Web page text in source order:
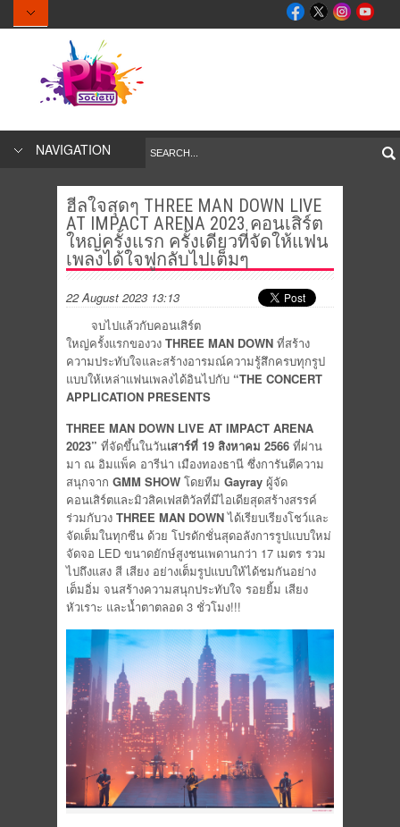
NAVIGATION
ฮีลใจสุดๆ THREE MAN DOWN LIVE
AT IMPACT ARENA 2023 คอนเสิร์ต
ใหญ่ครั้งแรก ครั้งเดียวที่จัดให้แฟน
เพลงได้ใจฟูกลับไปเต็มๆ
22 August 2023 13:13
จบไปแล้วกับคอนเสิร์ต
ใหญ่ครั้งแรกของวง THREE MAN DOWN ที่สร้าง
ความประทับใจและสร้างอารมณ์ความรู้สึกครบทุกรูป
แบบให้เหล่าแฟนเพลงได้อินไปกับ “THE CONCERT
APPLICATION PRESENTS
THREE MAN DOWN LIVE AT IMPACT ARENA
2023” ที่จัดขึ้นในวันเสาร์ที่ 19 สิงหาคม 2566 ที่ผ่าน
มา ณ อิมแพ็ค อารีน่า เมืองทองธานี ซึ่งการันตีความ
สนุกจาก GMM SHOW โดยทีม Gayray ผู้จัด
คอนเสิร์ตและมิวสิคเฟสติวัลที่มีไอเดียสุดสร้างสรรค์
ร่วมกับวง THREE MAN DOWNได้เรียบเรียงโชว์และ
จัดเต็มในทุกซีน ด้วย โปรดักชั่นสุดอลังการรูปแบบใหม่
จัดจอ LED ขนาดยักษ์สูงชนเพดานกว่า 17 เมตร รวม
ไปถึงแสง สี เสียง อย่างเต็มรูปแบบให้ได้ชมกันอย่าง
เต็มอิ่ม จนสร้างความสนุกประทับใจ รอยยิ้ม เสียง
หัวเราะ และน้ำตาตลอด 3 ชั่วโมง!!!